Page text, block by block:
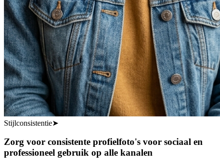
Stijlconsistentie➤
Zorg voor consistente profielfoto's voor sociaal en
professioneel gebruik op alle kanalen